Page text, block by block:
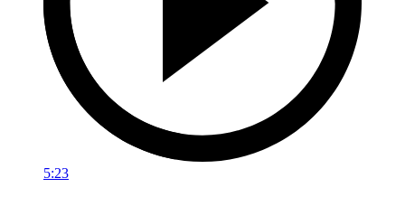
5:23